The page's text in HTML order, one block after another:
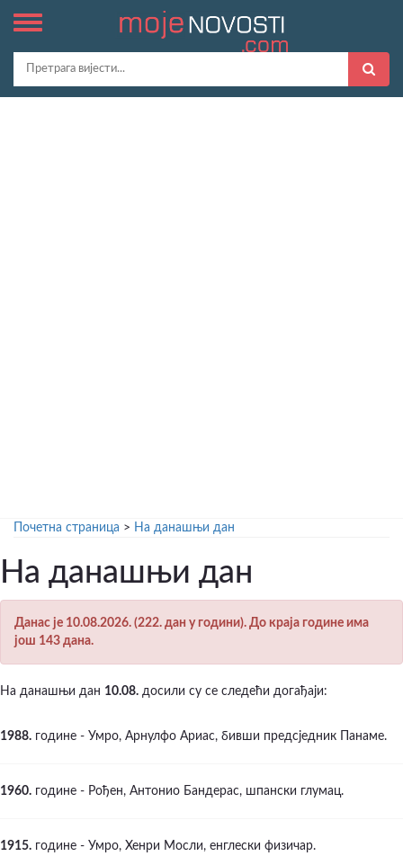
Почетна страница > На данашњи дан
На данашњи дан
Данас је 10.08.2026. (222. дан у години). До краја године има
још 143 дана.
На данашњи дан 10.08. досили су се следећи догађаји:
1988. године - Умро, Арнулфо Ариас, бивши предсједник Панаме.
1960. године - Рођен, Антонио Бандерас, шпански глумац.
1915. године - Умро, Хенри Мосли, енглески физичар.